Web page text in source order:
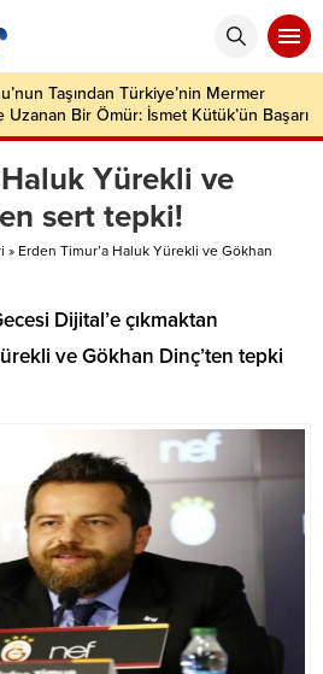
Taşından Türkiye’nin Mermer
Uzanan Bir Ömür: İsmet Kütük’ün Başarı
Yürekli ve
sert tepki!
» Erden Timur’a Haluk Yürekli ve Gökhan
Dijital’e çıkmaktan
ve Gökhan Dinç’ten tepki